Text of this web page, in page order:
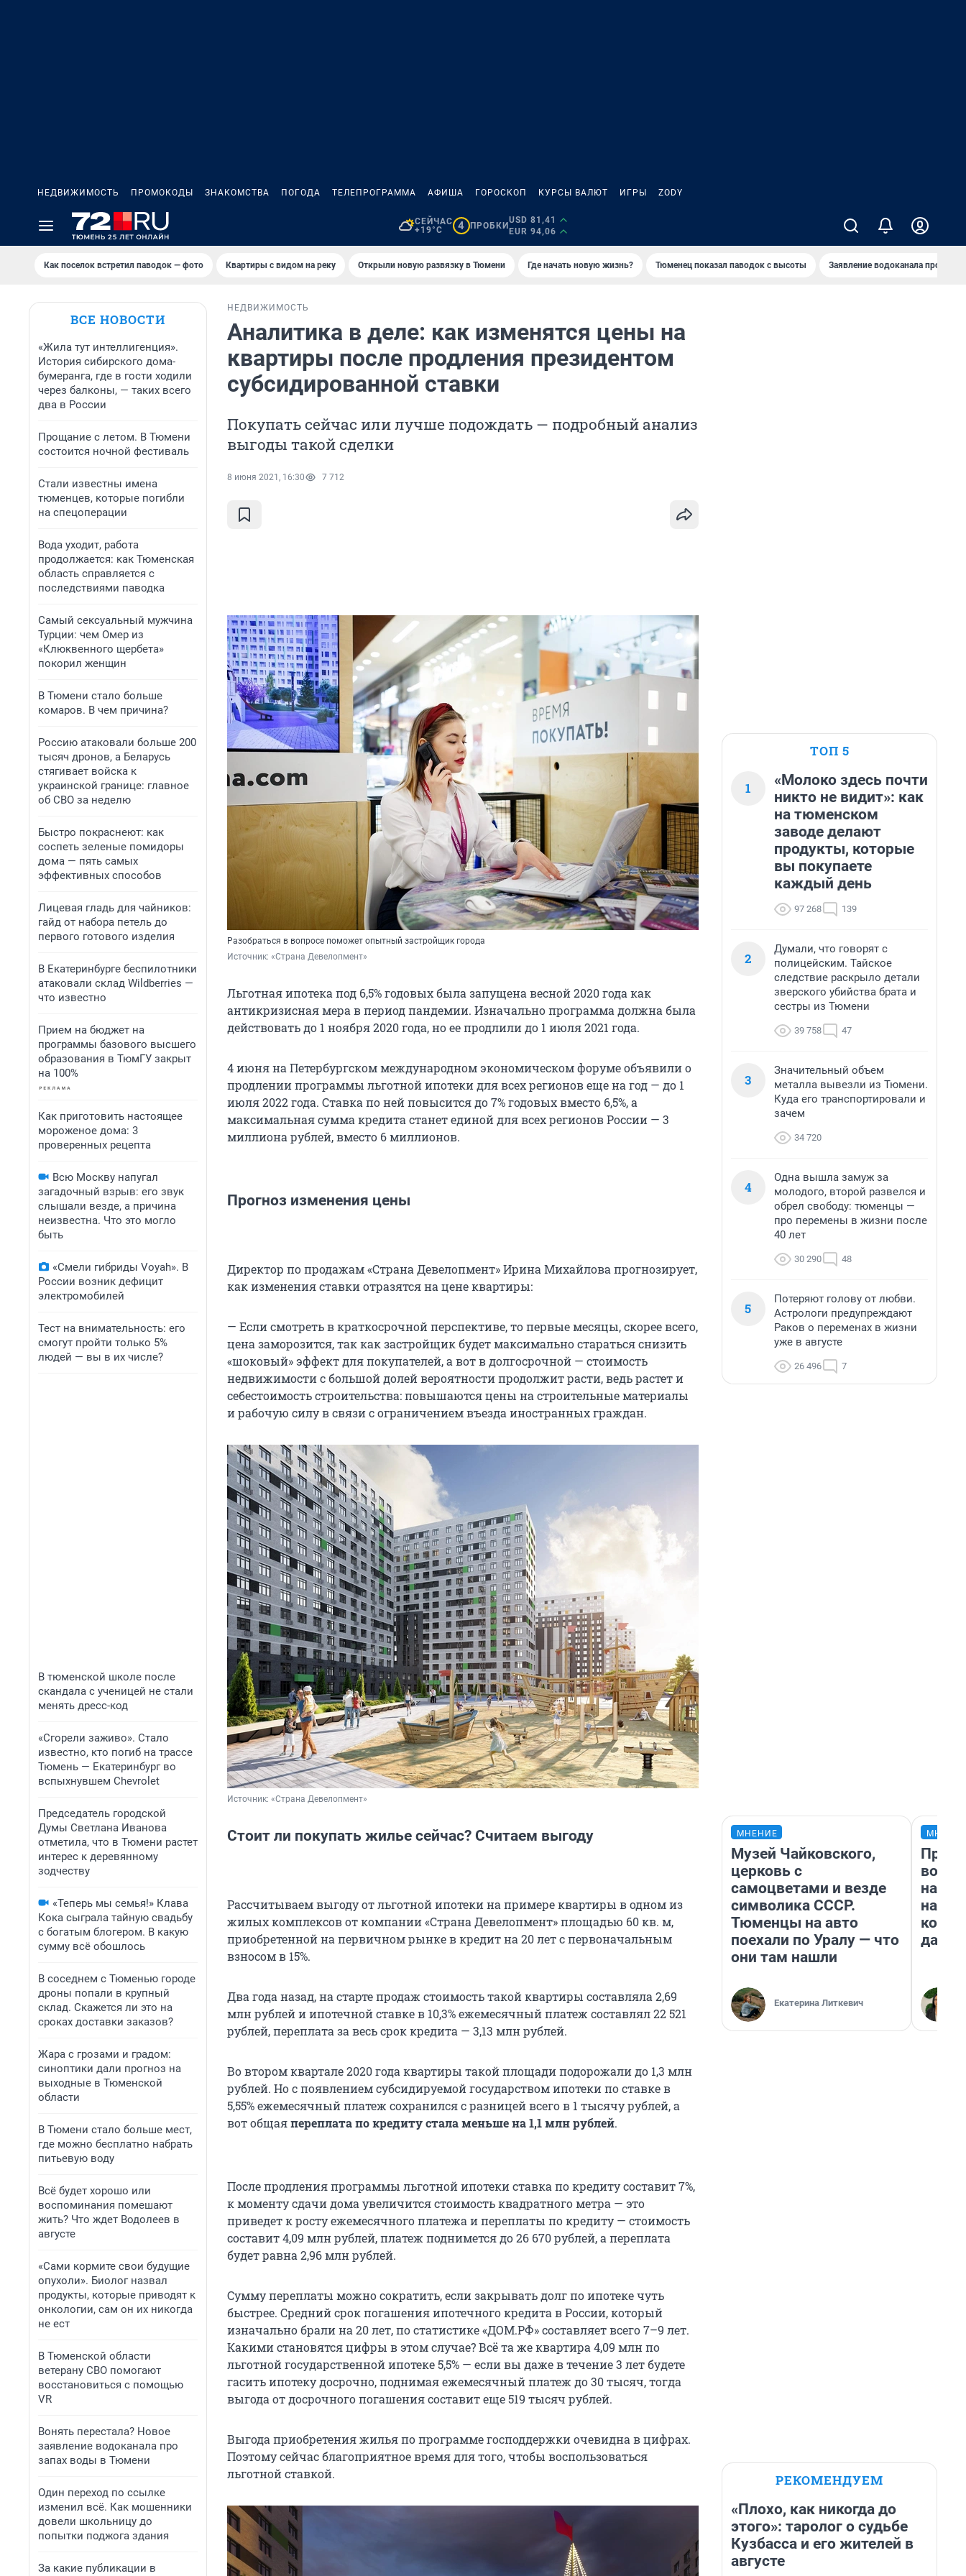
НЕДВИЖИМОСТЬ ПРОМОКОДЫ ЗНАКОМСТВА ПОГОДА ТЕЛЕПРОГРАММА АФИША ГОРОСКОП КУРСЫ ВАЛЮТ ИГРЫ ZODY
СЕЙЧАС
+19°C
4 ПРОБКИ
USD 81,41
EUR 94,06
Как поселок встретил паводок — фото Квартиры с видом на реку Открыли новую развязку в Тюмени Где начать новую жизнь? Тюменец показал паводок с высоты Заявление водоканала про
ВСЕ НОВОСТИ
«Жила тут интеллигенция».
История сибирского дома-
бумеранга, где в гости ходили
через балконы, — таких всего
два в России
Прощание с летом. В Тюмени
состоится ночной фестиваль
Стали известны имена
тюменцев, которые погибли
на спецоперации
Вода уходит, работа
продолжается: как Тюменская
область справляется с
последствиями паводка
Самый сексуальный мужчина
Турции: чем Омер из
«Клюквенного щербета»
покорил женщин
В Тюмени стало больше
комаров. В чем причина?
Россию атаковали больше 200
тысяч дронов, а Беларусь
стягивает войска к
украинской границе: главное
об СВО за неделю
Быстро покраснеют: как
соспеть зеленые помидоры
дома — пять самых
эффективных способов
Лицевая гладь для чайников:
гайд от набора петель до
первого готового изделия
В Екатеринбурге беспилотники
атаковали склад Wildberries —
что известно
Прием на бюджет на
программы базового высшего
образования в ТюмГУ закрыт
на 100%
Как приготовить настоящее
мороженое дома: 3
проверенных рецепта
Всю Москву напугал
загадочный взрыв: его звук
слышали везде, а причина
неизвестна. Что это могло
быть
«Смели гибриды Voyah». В
России возник дефицит
электромобилей
Тест на внимательность: его
смогут пройти только 5%
людей — вы в их числе?
В тюменской школе после
скандала с ученицей не стали
менять дресс-код
«Сгорели заживо». Стало
известно, кто погиб на трассе
Тюмень — Екатеринбург во
вспыхнувшем Chevrolet
Председатель городской
Думы Светлана Иванова
отметила, что в Тюмени растет
интерес к деревянному
зодчеству
«Теперь мы семья!» Клава
Кока сыграла тайную свадьбу
с богатым блогером. В какую
сумму всё обошлось
В соседнем с Тюменью городе
дроны попали в крупный
склад. Скажется ли это на
сроках доставки заказов?
Жара с грозами и градом:
синоптики дали прогноз на
выходные в Тюменской
области
В Тюмени стало больше мест,
где можно бесплатно набрать
питьевую воду
Всё будет хорошо или
воспоминания помешают
жить? Что ждет Водолеев в
августе
«Сами кормите свои будущие
опухоли». Биолог назвал
продукты, которые приводят к
онкологии, сам он их никогда
не ест
В Тюменской области
ветерану СВО помогают
восстановиться с помощью
VR
Вонять перестала? Новое
заявление водоканала про
запах воды в Тюмени
Один переход по ссылке
изменил всё. Как мошенники
довели школьницу до
попытки поджога здания
За какие публикации в
НЕДВИЖИМОСТЬ
Аналитика в деле: как изменятся цены на
квартиры после продления президентом
субсидированной ставки
Покупать сейчас или лучше подождать — подробный анализ
выгоды такой сделки
8 июня 2021, 16:30 7 712
Разобраться в вопросе поможет опытный застройщик города
Источник: «Страна Девелопмент»
Льготная ипотека под 6,5% годовых была запущена весной 2020 года как
антикризисная мера в период пандемии. Изначально программа должна была
действовать до 1 ноября 2020 года, но ее продлили до 1 июля 2021 года.
4 июня на Петербургском международном экономическом форуме объявили о
продлении программы льготной ипотеки для всех регионов еще на год — до 1
июля 2022 года. Ставка по ней повысится до 7% годовых вместо 6,5%, а
максимальная сумма кредита станет единой для всех регионов России — 3
миллиона рублей, вместо 6 миллионов.
Прогноз изменения цены
Директор по продажам «Страна Девелопмент» Ирина Михайлова прогнозирует,
как изменения ставки отразятся на цене квартиры:
— Если смотреть в краткосрочной перспективе, то первые месяцы, скорее всего,
цена заморозится, так как застройщик будет максимально стараться снизить
«шоковый» эффект для покупателей, а вот в долгосрочной — стоимость
недвижимости с большой долей вероятности продолжит расти, ведь растет и
себестоимость строительства: повышаются цены на строительные материалы
и рабочую силу в связи с ограничением въезда иностранных граждан.
Источник: «Страна Девелопмент»
Стоит ли покупать жилье сейчас? Считаем выгоду
Рассчитываем выгоду от льготной ипотеки на примере квартиры в одном из
жилых комплексов от компании «Страна Девелопмент» площадью 60 кв. м,
приобретенной на первичном рынке в кредит на 20 лет с первоначальным
взносом в 15%.
Два года назад, на старте продаж стоимость такой квартиры составляла 2,69
млн рублей и ипотечной ставке в 10,3% ежемесячный платеж составлял 22 521
рублей, переплата за весь срок кредита — 3,13 млн рублей.
Во втором квартале 2020 года квартиры такой площади подорожали до 1,3 млн
рублей. Но с появлением субсидируемой государством ипотеки по ставке в
5,55% ежемесячный платеж сохранился с разницей всего в 1 тысячу рублей, а
вот общаяпереплата по кредиту стала меньше на 1,1 млн рублей.
После продления программы льготной ипотеки ставка по кредиту составит 7%,
к моменту сдачи дома увеличится стоимость квадратного метра — это
приведет к росту ежемесячного платежа и переплаты по кредиту — стоимость
составит 4,09 млн рублей, платеж поднимется до 26 670 рублей, а переплата
будет равна 2,96 млн рублей.
Сумму переплаты можно сократить, если закрывать долг по ипотеке чуть
быстрее. Средний срок погашения ипотечного кредита в России, который
изначально брали на 20 лет, по статистике «ДОМ.РФ» составляет всего 7–9 лет.
Какими становятся цифры в этом случае? Всё та же квартира 4,09 млн по
льготной государственной ипотеке 5,5% — если вы даже в течение 3 лет будете
гасить ипотеку досрочно, поднимая ежемесячный платеж до 30 тысяч, тогда
выгода от досрочного погашения составит еще 519 тысяч рублей.
Выгода приобретения жилья по программе господдержки очевидна в цифрах.
Поэтому сейчас благоприятное время для того, чтобы воспользоваться
льготной ставкой.
ТОП 5
1
«Молоко здесь почти
никто не видит»: как
на тюменском
заводе делают
продукты, которые
вы покупаете
каждый день
97 268 139
2
Думали, что говорят с
полицейским. Тайское
следствие раскрыло детали
зверского убийства брата и
сестры из Тюмени
39 758 47
3
Значительный объем
металла вывезли из Тюмени.
Куда его транспортировали и
зачем
34 720
4
Одна вышла замуж за
молодого, второй развелся и
обрел свободу: тюменцы —
про перемены в жизни после
40 лет
30 290 48
5
Потеряют голову от любви.
Астрологи предупреждают
Раков о переменах в жизни
уже в августе
26 496 7
МНЕНИЕ
Музей Чайковского,
церковь с
самоцветами и везде
символика СССР.
Тюменцы на авто
поехали по Уралу — что
они там нашли
Екатерина Литкевич
нам
даже
РЕКОМЕНДУЕМ
«Плохо, как никогда до
этого»: таролог о судьбе
Кузбасса и его жителей в
августе